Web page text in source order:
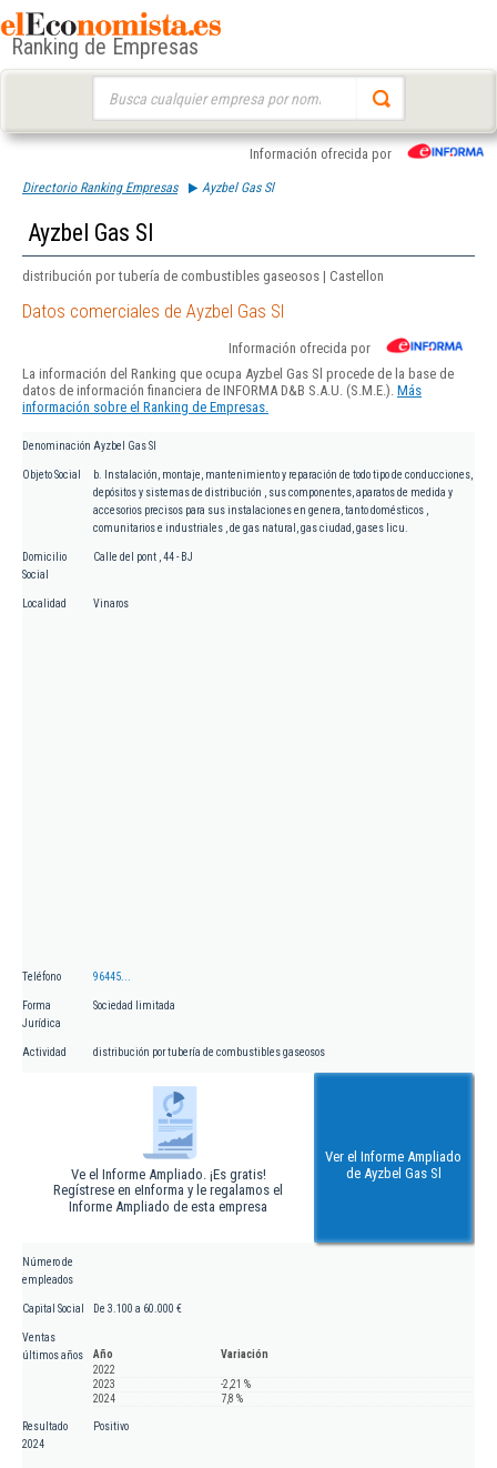
Ranking de Empresas
Información ofrecida por
Directorio Ranking Empresas Ayzbel Gas Sl
Ayzbel Gas Sl
distribución por tubería de combustibles gaseosos | Castellon
Datos comerciales de Ayzbel Gas Sl
Información ofrecida por
La información del Ranking que ocupa Ayzbel Gas Sl procede de la base de
datos de información financiera de INFORMA D&B S.A.U. (S.M.E.). Más
información sobre el Ranking de Empresas.
Denominación Ayzbel Gas Sl
Objeto Social
b. Instalación, montaje, mantenimiento y reparación de todo tipo de conducciones,
depósitos y sistemas de distribución , sus componentes, aparatos de medida y
accesorios precisos para sus instalaciones en genera, tanto domésticos ,
comunitarios e industriales , de gas natural, gas ciudad, gases licu.
Domicilio
Social
Calle del pont , 44 - BJ
Localidad Vinaros
Teléfono 96445...
Forma
Jurídica
Sociedad limitada
Actividad distribución por tubería de combustibles gaseosos
Ve el Informe Ampliado. ¡Es gratis!
Regístrese en eInforma y le regalamos el
Informe Ampliado de esta empresa
Ver el Informe Ampliado
de Ayzbel Gas Sl
Número de
empleados
Capital Social De 3.100 a 60.000 €
Ventas
últimos años
Año
Variación
2022
2023
-2,21 %
2024
7,8 %
Resultado
2024
Positivo